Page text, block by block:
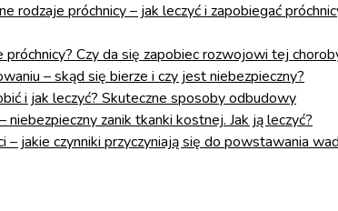
rodzaje próchnicy – jak leczyć i zapobiegać
próchnicy? Czy da się zapobiec rozwojowi tej
– skąd się bierze i czy jest niebezpieczny?
i jak leczyć? Skuteczne sposoby odbudowy
niebezpieczny zanik tkanki kostnej. Jak ją leczyć?
– jakie czynniki przyczyniają się do powstawania